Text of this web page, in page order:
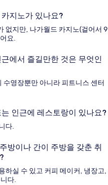
지노가 있나요?
없지만, 나가월드 카지노(걸어서 9
요.
에서 즐길만한 것은 무엇인
수영장뿐만 아니라 피트니스 센터
인근에 레스토랑이 있나요?
다.
방이나 간이 주방을 갖춘 취
하실 수 있고 커피 메이커, 냉장고,
다.